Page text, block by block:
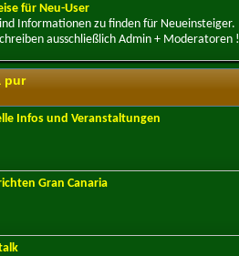
für Neu-User
Informationen zu finden für Neueinsteiger.
ausschließlich Admin + Moderatoren !
pur
Infos und Veranstaltungen
Gran Canaria